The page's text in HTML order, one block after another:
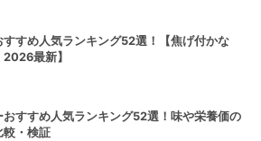
すすめ人気ランキング52選！【焦げ付かな
最新】
おすすめ人気ランキング52選！味や栄養価の
較・検証